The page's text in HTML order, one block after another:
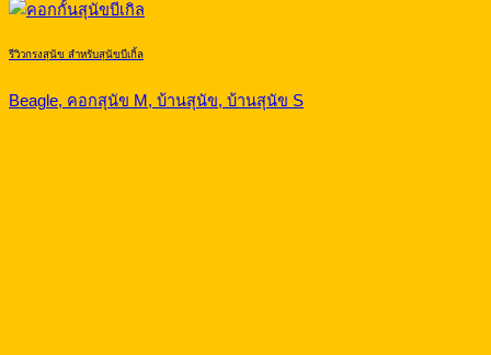
รีวิวกรงสุนัข สำหรับสุนัขบีเกิ้ล
Beagle, คอกสุนัข M, บ้านสุนัข, บ้านสุนัข S